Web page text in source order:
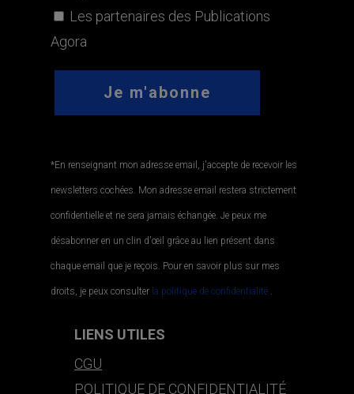
Les partenaires des Publications
Agora
*En renseignant mon adresse email, j'accepte de recevoir les
newsletters cochées. Mon adresse email restera strictement
confidentielle et ne sera jamais échangée. Je peux me
désabonner en un clin d'œil grâce au lien présent dans
chaque email que je reçois. Pour en savoir plus sur mes
droits, je peux consulter la politique de confidentialité..
LIENS UTILES
CGU
POLITIQUE DE CONFIDENTIALITÉ